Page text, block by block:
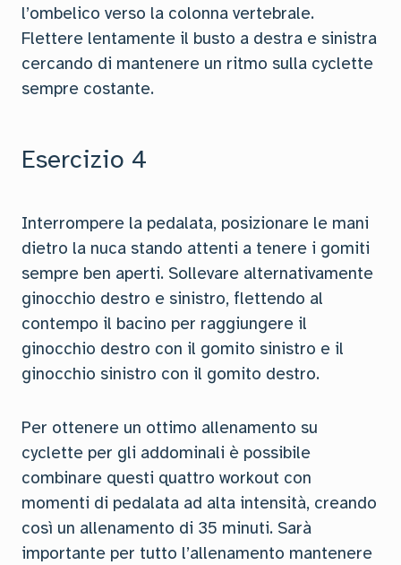
l’ombelico verso la colonna vertebrale.
Flettere lentamente il busto a destra e sinistra
cercando di mantenere un ritmo sulla cyclette
sempre costante.
Esercizio 4
Interrompere la pedalata, posizionare le mani
dietro la nuca stando attenti a tenere i gomiti
sempre ben aperti. Sollevare alternativamente
ginocchio destro e sinistro, flettendo al
contempo il bacino per raggiungere il
ginocchio destro con il gomito sinistro e il
ginocchio sinistro con il gomito destro.
Per ottenere un ottimo allenamento su
cyclette per gli addominali è possibile
combinare questi quattro workout con
momenti di pedalata ad alta intensità, creando
così un allenamento di 35 minuti. Sarà
importante per tutto l’allenamento mantenere